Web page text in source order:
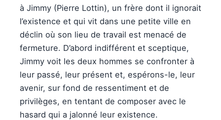
à Jimmy (Pierre Lottin), un frère dont il ignorait
l’existence et qui vit dans une petite ville en
déclin où son lieu de travail est menacé de
fermeture. D’abord indifférent et sceptique,
Jimmy voit les deux hommes se confronter à
leur passé, leur présent et, espérons-le, leur
avenir, sur fond de ressentiment et de
privilèges, en tentant de composer avec le
hasard qui a jalonné leur existence.